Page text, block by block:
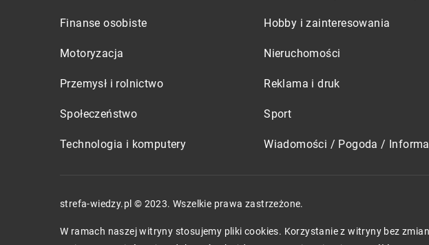
Finanse osobiste Hobby i zainteresowania
Motoryzacja Nieruchomości
Przemysł i rolnictwo Reklama i druk
Społeczeństwo Sport
Technologia i komputery Wiadomości / Pogoda /
strefa-wiedzy.pl © 2023. Wszelkie prawa zastrzeżone.
W ramach naszej witryny stosujemy pliki cookies. Korzystanie z witryny bez